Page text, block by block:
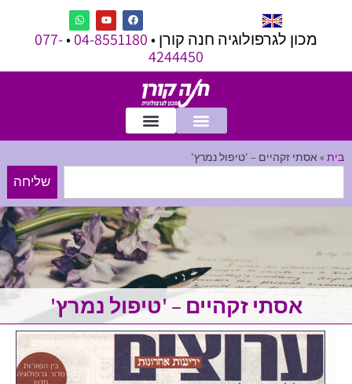
מכון לגרפולוגיה חנה קורן •04-8551180
•
077-
4244450
בית » אסתי זקהיים – 'טיפול נמרץ'
שליחה
אסתי זקהיים – 'טיפול נמרץ'